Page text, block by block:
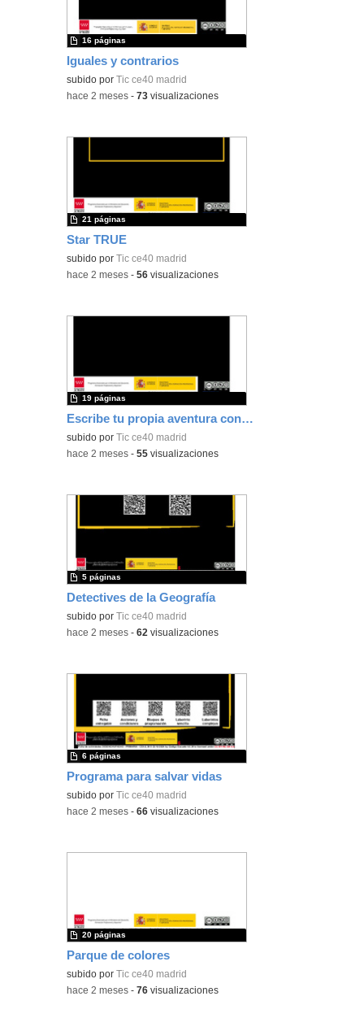
Iguales y contrarios
subido por Tic ce40 madrid
16 páginas
-hace 2 meses -73 visualizaciones
Star TRUE
subido por Tic ce40 madrid
21 páginas
-hace 2 meses -56 visualizaciones
Escribe tu propia aventura con True True
subido por Tic ce40 madrid
19 páginas
-hace 2 meses -55 visualizaciones
Detectives de la Geografía
subido por Tic ce40 madrid
5 páginas
-hace 2 meses -62 visualizaciones
Programa para salvar vidas
subido por Tic ce40 madrid
6 páginas
-hace 2 meses -66 visualizaciones
Parque de colores
subido por Tic ce40 madrid
20 páginas
-hace 2 meses -76 visualizaciones